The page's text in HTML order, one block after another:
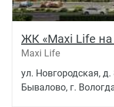
ЖК «Maxi Life на
Maxi Life
ул. Новгородская, д.
Бывалово, г.